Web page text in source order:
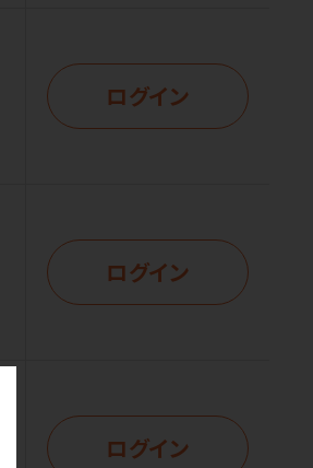
ログイン
ログイン
ログイン